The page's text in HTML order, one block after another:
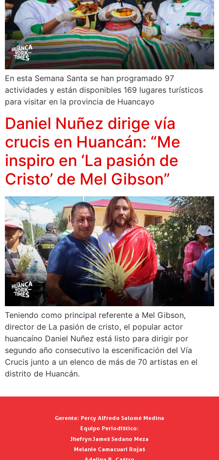
En esta Semana Santa se han programado 97
actividades y están disponibles 169 lugares turísticos
para visitar en la provincia de Huancayo
Daniel Nuñez dirige vía
crucis en Huancán: “Me
inspiro en ‘La pasión de
Cristo’ de Mel Gibson”
Teniendo como principal referente a Mel Gibson,
director de La pasión de cristo, el popular actor
huancaíno Daniel Nuñez está listo para dirigir por
segundo año consecutivo la escenificación del Vía
Crucis junto a un elenco de más de 70 artistas en el
distrito de Huancán.
Gerente: Percy Alfredo Salomé Medina
Equipo Periodístico:
Jhefryn James Sedano Meza
Melanie Camacuari Rojas